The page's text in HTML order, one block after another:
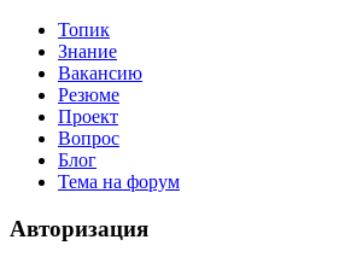
Топик
Знание
Вакансию
Резюме
Проект
Вопрос
Блог
Тема на форум
Авторизация